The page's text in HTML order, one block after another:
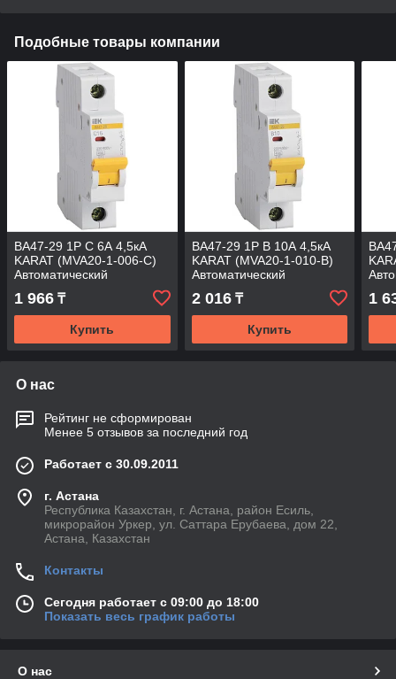
Подобные товары компании
ВА47-29 1P C 6А 4,5кА
KARAT (MVA20-1-006-C)
Автоматический
выключатель
1 966 ₸
Купить
ВА47-29 1P B 10А 4,5кА
KARAT (MVA20-1-010-B)
Автоматический
выключатель
2 016₸
Купить
1
О нас
Рейтинг не сформирован
Менее 5 отзывов за последний год
Работает с 30.09.2011
г. Астана
Республика Казахстан, г. Астана, район Есиль,
микрорайон Уркер, ул. Саттара Ерубаева, дом 22,
Астана, Казахстан
Контакты
Сегодня работает с 09:00 до 18:00
Показать весь график работы
О нас